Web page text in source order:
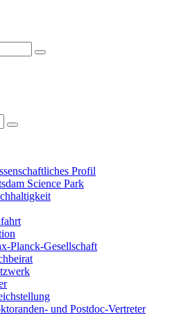
Profil
Science Park
Planck-Gesellschaft
und Postdoc-Vertreter